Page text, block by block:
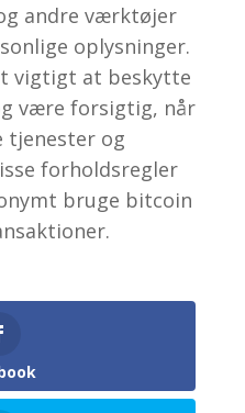
andre værktøjer
oplysninger.
vigtigt at beskytte
være forsigtig, når
tjenester og
forholdsregler
bruge bitcoin